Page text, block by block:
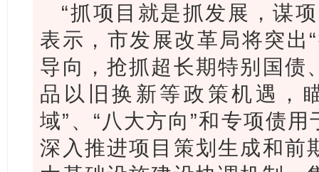
“抓项目就是抓发展，谋
表示，市发展改革局将突出
导向，抢抓超长期特别国债
品以旧换新等政策机遇，
域”、“八大方向”和专项债
深入推进项目策划生成和前